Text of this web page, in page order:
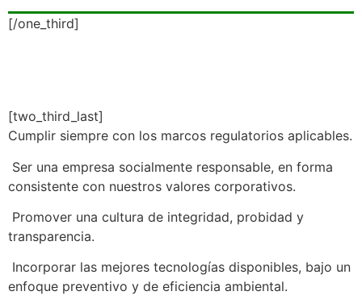
[/one_third]
[two_third_last]
Cumplir siempre con los marcos regulatorios aplicables.
Ser una empresa socialmente responsable, en forma
consistente con nuestros valores corporativos.
Promover una cultura de integridad, probidad y
transparencia.
Incorporar las mejores tecnologías disponibles, bajo un
enfoque preventivo y de eficiencia ambiental.